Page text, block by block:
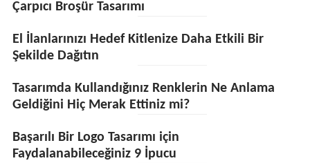
Çarpıcı Broşür Tasarımı
El İlanlarınızı Hedef Kitlenize Daha Etkili Bir
Şekilde Dağıtın
Tasarımda Kullandığınız Renklerin Ne Anlama
Geldiğini Hiç Merak Ettiniz mi?
Başarılı Bir Logo Tasarımı için
Faydalanabileceğiniz 9 İpucu